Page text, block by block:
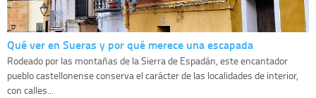
Qué ver en Sueras y por qué merece una escapada
Rodeado por las montañas de la Sierra de Espadán, este encantador
pueblo castellonense conserva el carácter de las localidades de interior,
con calles...